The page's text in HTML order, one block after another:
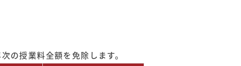
授業料全額を免除します。